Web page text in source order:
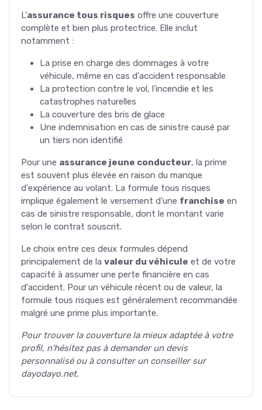
L'assurance tous risques offre une couverture
complète et bien plus protectrice. Elle inclut
notamment :
La prise en charge des dommages à votre
véhicule, même en cas d'accident responsable
La protection contre le vol, l'incendie et les
catastrophes naturelles
La couverture des bris de glace
Une indemnisation en cas de sinistre causé par
un tiers non identifié
Pour une assurance jeune conducteur, la prime
est souvent plus élevée en raison du manque
d'expérience au volant. La formule tous risques
implique également le versement d'une franchise en
cas de sinistre responsable, dont le montant varie
selon le contrat souscrit.
Le choix entre ces deux formules dépend
principalement de la valeur du véhicule et de votre
capacité à assumer une perte financière en cas
d'accident. Pour un véhicule récent ou de valeur, la
formule tous risques est généralement recommandée
malgré une prime plus importante.
Pour trouver la couverture la mieux adaptée à votre
profil, n'hésitez pas à demander un devis
personnalisé ou à consulter un conseiller sur
dayodayo.net.